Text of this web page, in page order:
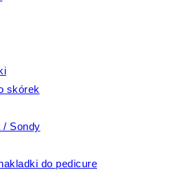
skórek
/ Sondy
do pedicure